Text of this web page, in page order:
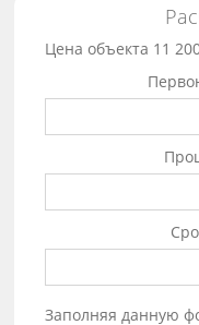
Цена объекта 11
Заполняя данную